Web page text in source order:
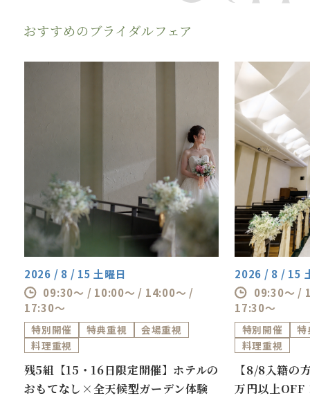
おすすめのブライダルフェア
2026 / 8 / 15 土曜日
09:30～ / 10:00～ / 14:00～ /
17:30～
特別開催 特典重視
会場重視
料理重視
残5組【15・16日限定開催】ホテルの
おもてなし×全天候型ガーデン体験
2026 / 8 / 15
09:30～ /
17:30～
特別開催
特
料理重視
【8/8入籍の
万円以上OFF